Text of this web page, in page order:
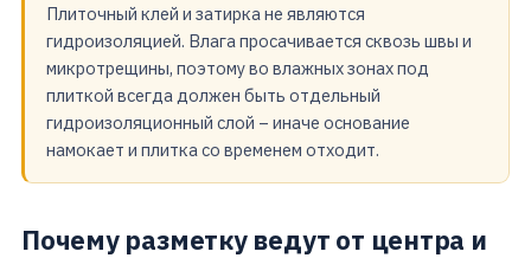
Плиточный клей и затирка не являются
гидроизоляцией. Влага просачивается сквозь швы и
микротрещины, поэтому во влажных зонах под
плиткой всегда должен быть отдельный
гидроизоляционный слой – иначе основание
намокает и плитка со временем отходит.
Почему разметку ведут от центра и